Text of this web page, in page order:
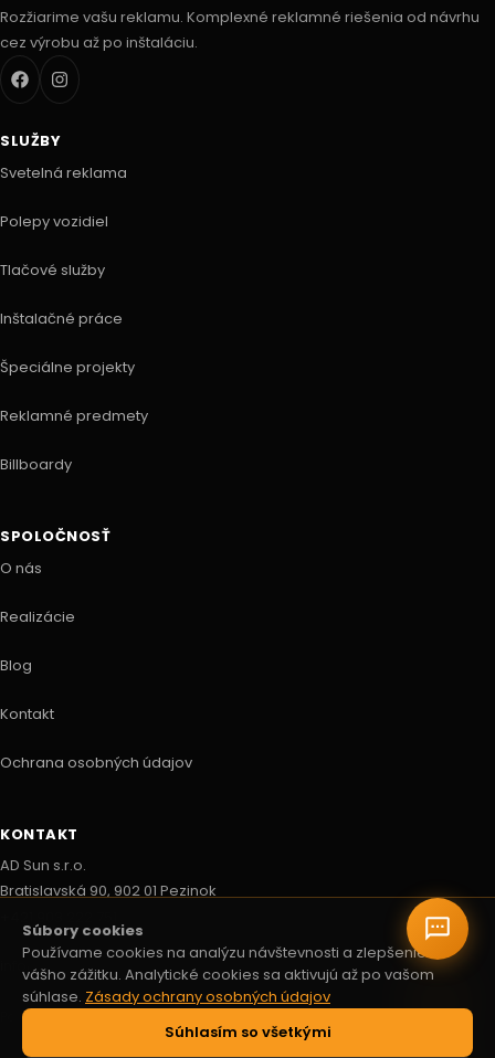
Rozžiarime vašu reklamu. Komplexné reklamné riešenia od návrhu
cez výrobu až po inštaláciu.
SLUŽBY
Svetelná reklama
Polepy vozidiel
Tlačové služby
Inštalačné práce
Špeciálne projekty
Reklamné predmety
Billboardy
SPOLOČNOSŤ
O nás
Realizácie
Blog
Kontakt
Ochrana osobných údajov
KONTAKT
AD Sun s.r.o.
Bratislavská 90, 902 01 Pezinok
info@adsun.sk
Po – Pi: 8:00 – 16:00
Súbory cookies
Používame cookies na analýzu návštevnosti a zlepšenie
vášho zážitku. Analytické cookies sa aktivujú až po vašom
súhlase. Zásady ochrany osobných údajov
Súhlasím so všetkými